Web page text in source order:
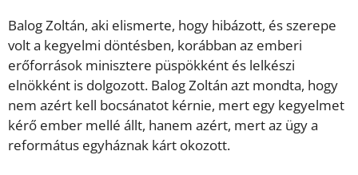
Balog Zoltán, aki elismerte, hogy hibázott, és szerepe
volt a kegyelmi döntésben, korábban az emberi
erőforrások minisztere püspökként és lelkészi
elnökként is dolgozott. Balog Zoltán azt mondta, hogy
nem azért kell bocsánatot kérnie, mert egy kegyelmet
kérő ember mellé állt, hanem azért, mert az ügy a
református egyháznak kárt okozott.